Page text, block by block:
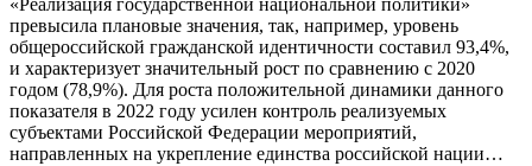
«Реализация государственной национальной политики»
превысила плановые значения, так, например, уровень
общероссийской гражданской идентичности составил 93,4%,
и характеризует значительный рост по сравнению с 2020
годом (78,9%). Для роста положительной динамики данного
показателя в 2022 году усилен контроль реализуемых
субъектами Российской Федерации мероприятий,
направленных на укрепление единства российской нации…